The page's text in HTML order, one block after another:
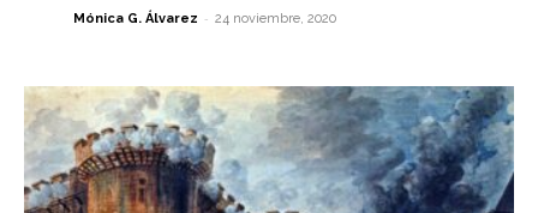
Mónica G. Álvarez - 24 noviembre, 2020